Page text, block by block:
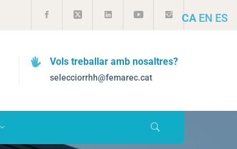
Vols treballar amb nosaltres?
selecciorrhh@femarec.cat
CA EN ES